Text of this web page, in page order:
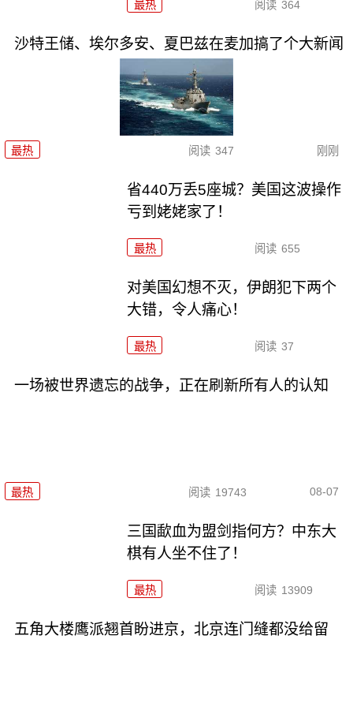
最热 阅读 364
沙特王储、埃尔多安、夏巴兹在麦加搞了个大新闻
最热 阅读 347 刚刚
省440万丢5座城？美国这波操作
亏到姥姥家了！
最热 阅读 655
对美国幻想不灭，伊朗犯下两个
大错，令人痛心！
最热 阅读 37
一场被世界遗忘的战争，正在刷新所有人的认知
最热 阅读 19743 08-07
三国歃血为盟剑指何方？中东大
棋有人坐不住了！
最热 阅读 13909
五角大楼鹰派翘首盼进京，北京连门缝都没给留